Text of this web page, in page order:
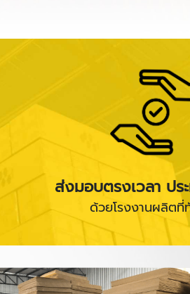
ส่งมอบตรงเวลา ป
ด้วยโรงงานผลิต